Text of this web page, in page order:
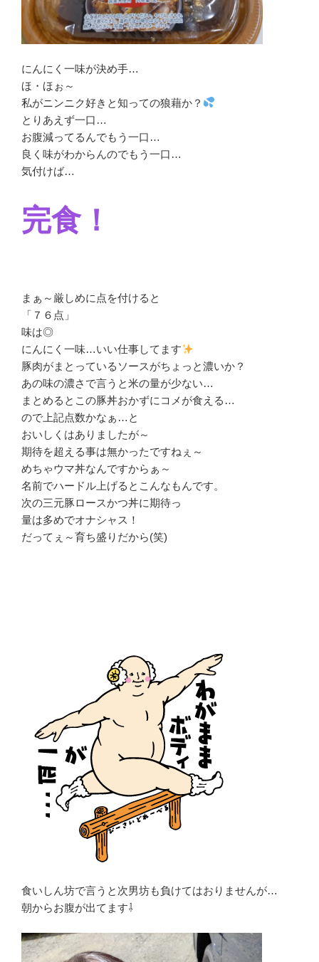
にんにく一味が決め手…
ほ・ほぉ～
私がニンニク好きと知っての狼藉か？
とりあえず一口…
お腹減ってるんでもう一口…
良く味がわからんのでもう一口…
気付けば…
完食！
まぁ～厳しめに点を付けると
「７６点」
味は◎
にんにく一味…いい仕事してます
豚肉がまとっているソースがちょっと濃いか？
あの味の濃さで言うと米の量が少ない…
まとめるとこの豚丼おかずにコメが食える…
ので上記点数かなぁ…と
おいしくはありましたが～
期待を超える事は無かったですねぇ～
めちゃウマ丼なんですからぁ～
名前でハードル上げるとこんなもんです。
次の三元豚ロースかつ丼に期待っ
量は多めでオナシャス！
だってぇ～育ち盛りだから(笑)
食いしん坊で言うと次男坊も負けてはおりませんが…
朝からお腹が出てます⇩